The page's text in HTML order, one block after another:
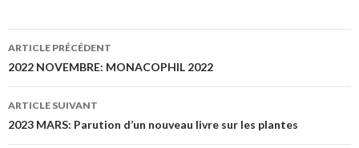
Navigation de l’article
ARTICLE PRÉCÉDENT
2022 NOVEMBRE: MONACOPHIL 2022
ARTICLE SUIVANT
2023 MARS: Parution d’un nouveau livre sur les plantes